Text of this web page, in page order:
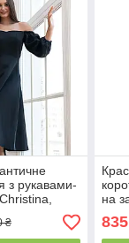
з рукавами-
₴
на
835